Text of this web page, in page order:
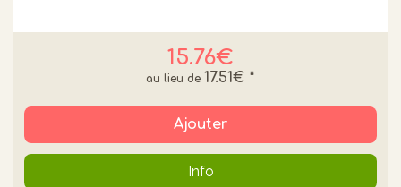
15.76€
17.51€ *
Ajouter
Info